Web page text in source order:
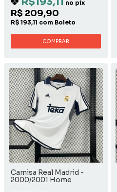
no pix
R$ 209,90
R$ 193,11 com Boleto
COMPRAR
Camisa Real Madrid -
2000/2001 Home